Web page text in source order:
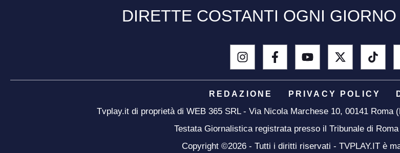
DIRETTE COSTANTI OGNI
REDAZIONE PRIVACY POLICY
Tvplay.it di proprietà di WEB 365 SRL - Via Nicola Marchese 10, 00141 Roma
Testata Giornalistica registrata presso il Tribunale di
Copyright ©2026 - Tutti i diritti riservati - TVPLAY.IT è